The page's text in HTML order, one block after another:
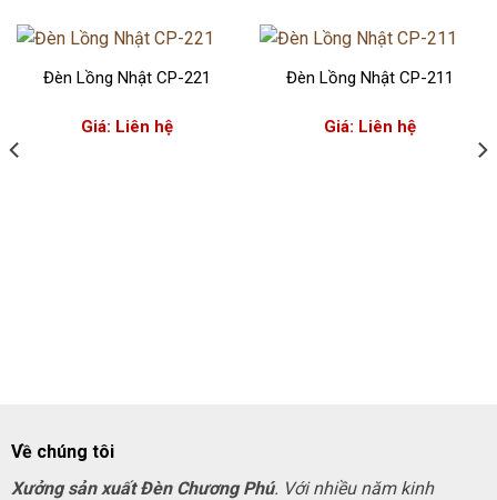
Đèn Lồng Nhật CP-221
Giá: Liên hệ
Đèn Lồng Nhật CP-211
Giá: Liên hệ
Về chúng tôi
Xưởng sản xuất Đèn Chương Phú. Với nhiều năm kinh